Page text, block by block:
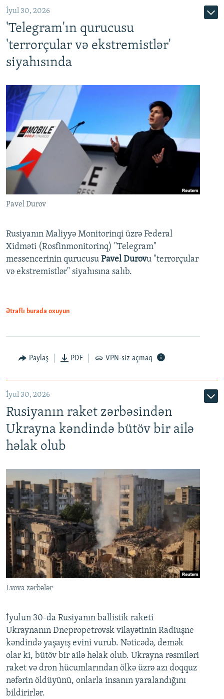
İyul 30, 2026
'Telegram'ın qurucusu
'terrorçular və ekstremistlər'
siyahısında
Pavel Durov
Rusiyanın Maliyyə Monitorinqi üzrə Federal
Xidməti (Rosfinmonitorinq) "Telegram"
messencerinin qurucusu Pavel Durovu "terrorçular
və ekstremistlər" siyahısına salıb.
Ətraflı burada oxuyun
Paylaş PDF VPN-siz açmaq
İyul 30, 2026
Rusiyanın raket zərbəsindən
Ukrayna kəndində bütöv bir ailə
həlak olub
Lvova zərbələr
İyulun 30-da Rusiyanın ballistik raketi
Ukraynanın Dnepropetrovsk vilayətinin Radiuşne
kəndində yaşayış evini vurub. Nəticədə, demək
olar ki, bütöv bir ailə həlak olub. Ukrayna rəsmiləri
raket və dron hücumlarından ölkə üzrə azı doqquz
nəfərin öldüyünü, onlarla insanın yaralandığını
bildirirlər.